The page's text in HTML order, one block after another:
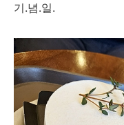
기.념.일.